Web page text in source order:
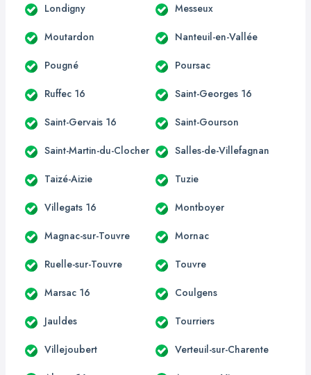
Londigny Messeux
Moutardon Nanteuil-en-Vallée
Pougné Poursac
Ruffec 16 Saint-Georges 16
Saint-Gervais 16 Saint-Gourson
Saint-Martin-du-Clocher Salles-de-Villefagnan
Taizé-Aizie Tuzie
Villegats 16 Montboyer
Magnac-sur-Touvre Mornac
Ruelle-sur-Touvre Touvre
Marsac 16 Coulgens
Jauldes Tourriers
Villejoubert Verteuil-sur-Charente